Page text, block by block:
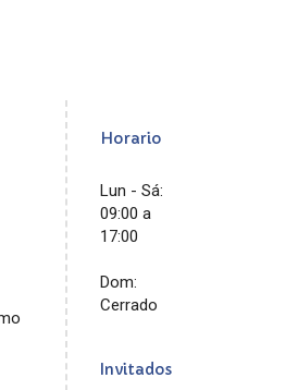
Horario
Lun - Sá:
09:00 a
17:00
Dom:
Cerrado
Invitados